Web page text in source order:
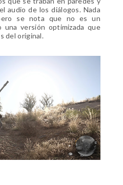
audio de los diálogos. Nada
se nota que no es un
una versión optimizada que
del original.